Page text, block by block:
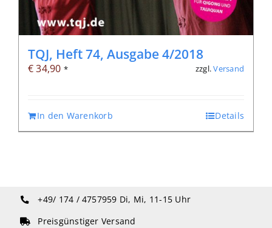
TQJ, Heft 74, Ausgabe 4/2018
€34,90 * zzgl.Versand
In den Warenkorb Details
+49/ 174 / 4757959 Di, Mi, 11-15 Uhr
Preisgünstiger Versand